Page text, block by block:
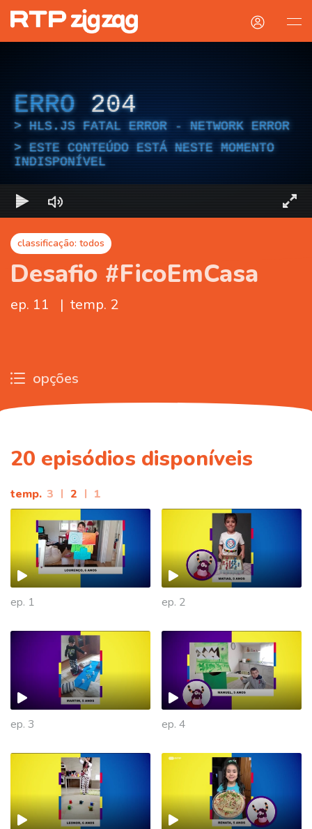
ERRO 204
HLS.JS FATAL ERROR - NETWORK ERROR
ESTE CONTEÚDO ESTÁ NESTE MOMENTO
INDISPONÍVEL
classificação: todos
Desafio #FicoEmCasa
ep. 11 | temp. 2
opções
20 episódios disponíveis
temp. 3 | 2 | 1
ep. 1 ep. 2
ep. 3 ep. 4